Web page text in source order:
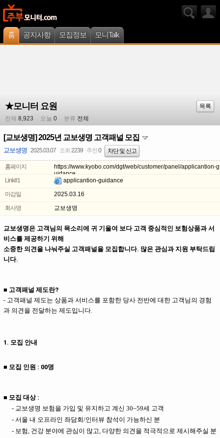
홈 공지사항 모집정보 모니Talk
★모니터 요원
목록
전체 8,923 오늘 0 분류 전체
[교보생명] 2025년 교보생명 고객패널 모집
교보생명 2025.03.07 조회 2239 추천 0 차단 및 신고
홈페이지
https://www.kyobo.com/dgt/web/customer/panel/applicantion-g
uidance
Link#1
applicantion-guidance
마감일
2025.03.16
회사명
교보생명
교보생명은 고객님의 목소리에 귀 기울여 보다 고객 중심적인 보험상품과 서
비스를 제공하기 위해
소중한 의견을 나눠주실 고객패널을 모집합니다. 많은 관심과 지원 부탁드립
니다.
■ 고객패널 제도란?
- 고객패널 제도는 상품과 서비스를 포함한 당사 전반에 대한 고객님의 경험
과 의견을 전달하는 제도입니다.
1. 모집 안내
■ 모집 인원 : 00명
■ 모집 대상 :
- 교보생명 보험을 가입 및 유지하고 계신 30~59세 고객
- 서울 내 오프라인 좌담회/인터뷰 참석이 가능하신 분
- 보험, 건강 분야에 관심이 많고, 다양한 의견을 적극적으로 제시해주실 분